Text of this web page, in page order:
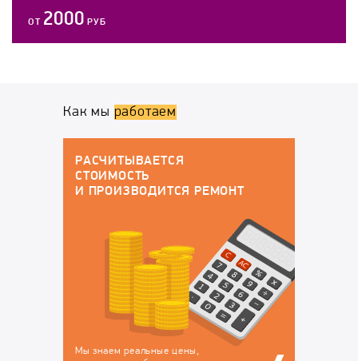
ОТ 2000 РУБ
Как мы работаем
ГАРАНТИЙНОЕ ОБСЛУЖИВАНИЕ
По окончанию работ у вас будут все
докменты:
закрепляется
ответственность за
сохранность вашего
техники на время
ремонта
котором перечислены
устранённые
неисправности, на
которые будет
действовать гарантия